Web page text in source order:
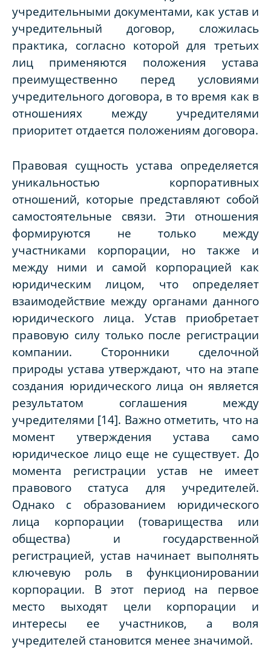
учредительными документами, как устав и
учредительный договор, сложилась
практика, согласно которой для третьих
лиц применяются положения устава
преимущественно перед условиями
учредительного договора, в то время как в
отношениях между учредителями
приоритет отдается положениям договора.
Правовая сущность устава определяется
уникальностью корпоративных
отношений, которые представляют собой
самостоятельные связи. Эти отношения
формируются не только между
участниками корпорации, но также и
между ними и самой корпорацией как
юридическим лицом, что определяет
взаимодействие между органами данного
юридического лица. Устав приобретает
правовую силу только после регистрации
компании. Сторонники сделочной
природы устава утверждают, что на этапе
создания юридического лица он является
результатом соглашения между
учредителями [14]. Важно отметить, что на
момент утверждения устава само
юридическое лицо еще не существует. До
момента регистрации устав не имеет
правового статуса для учредителей.
Однако с образованием юридического
лица корпорации (товарищества или
общества) и государственной
регистрацией, устав начинает выполнять
ключевую роль в функционировании
корпорации. В этот период на первое
место выходят цели корпорации и
интересы ее участников, а воля
учредителей становится менее значимой.